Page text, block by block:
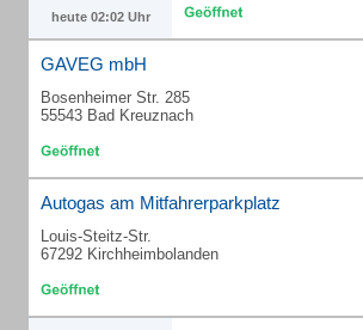
heute 02:02 Uhr
GAVEG mbH
Bosenheimer Str. 285
55543 Bad Kreuznach
Autogas am Mitfahrerparkplatz
Louis-Steitz-Str.
67292 Kirchheimbolanden